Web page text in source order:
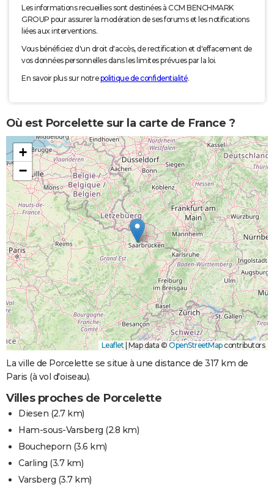
Les informations recueillies sont destinées à CCM BENCHMARK
GROUP pour assurer la modération de ses forums et les notifications
liées aux interventions.
Vous bénéficiez d'un droit d'accès, de rectification et d'effacement de
vos données personnelles dans les limites prévues par la loi.
En savoir plus sur notrepolitique de confidentialité.
Où est Porcelette sur la carte de France ?
+
−
Leaflet Map data ©OpenStreetMapcontributors
La ville de Porcelette se situe à une distance de 317 km de
Paris (à vol d'oiseau).
Villes proches de Porcelette
Diesen (2.7 km)
Ham-sous-Varsberg (2.8 km)
Boucheporn (3.6 km)
Carling (3.7 km)
Varsberg (3.7 km)